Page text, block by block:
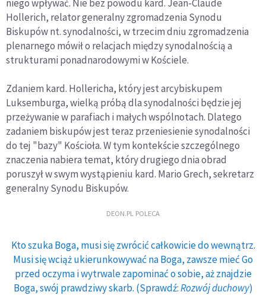
niego wpływać. Nie bez powodu kard. Jean-Claude
Hollerich, relator generalny zgromadzenia Synodu
Biskupów nt. synodalności, w trzecim dniu zgromadzenia
plenarnego mówił o relacjach między synodalnością a
strukturami ponadnarodowymi w Kościele.
Zdaniem kard. Hollericha, który jest arcybiskupem
Luksemburga, wielką próbą dla synodalności będzie jej
przeżywanie w parafiach i małych wspólnotach. Dlatego
zadaniem biskupów jest teraz przeniesienie synodalności
do tej "bazy" Kościoła. W tym kontekście szczególnego
znaczenia nabiera temat, który drugiego dnia obrad
poruszył w swym wystąpieniu kard. Mario Grech, sekretarz
generalny Synodu Biskupów.
DEON.PL POLECA
Kto szuka Boga, musi się zwrócić całkowicie do wewnątrz.
Musi się wciąż ukierunkowywać na Boga, zawsze mieć Go
przed oczyma i wytrwale zapominać o sobie, aż znajdzie
Boga, swój prawdziwy skarb. (Sprawdź:Rozwój duchowy)